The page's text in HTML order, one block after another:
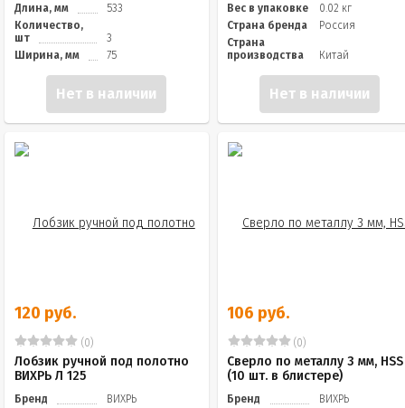
Длина, мм
533
Количество,
шт
3
Ширина, мм
75
Нет в наличии
Вес в упаковке
0.02 кг
Страна бренда
Россия
Страна
производства
Китай
Нет в наличии
120 руб.
(0)
Лобзик ручной под полотно
ВИХРЬ Л 125
Бренд
ВИХРЬ
106 руб.
(0)
Сверло по металлу 3 мм, HSS
(10 шт. в блистере)
Бренд
ВИХРЬ